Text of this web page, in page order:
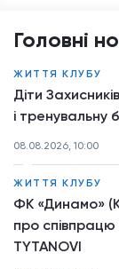
Головні
ЖИТТЯ КЛУБУ
Діти
і тренувальну
08.08.2026, 10:00
ЖИТТЯ КЛУБУ
ФК «Динамо»
про
TYTANOVI